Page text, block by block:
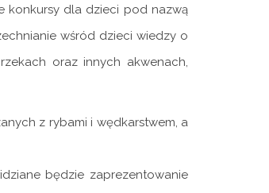
konkursy dla dzieci pod nazwą
wśród dzieci wiedzy o
oraz innych akwenach,
z rybami i wędkarstwem, a
będzie zaprezentowanie